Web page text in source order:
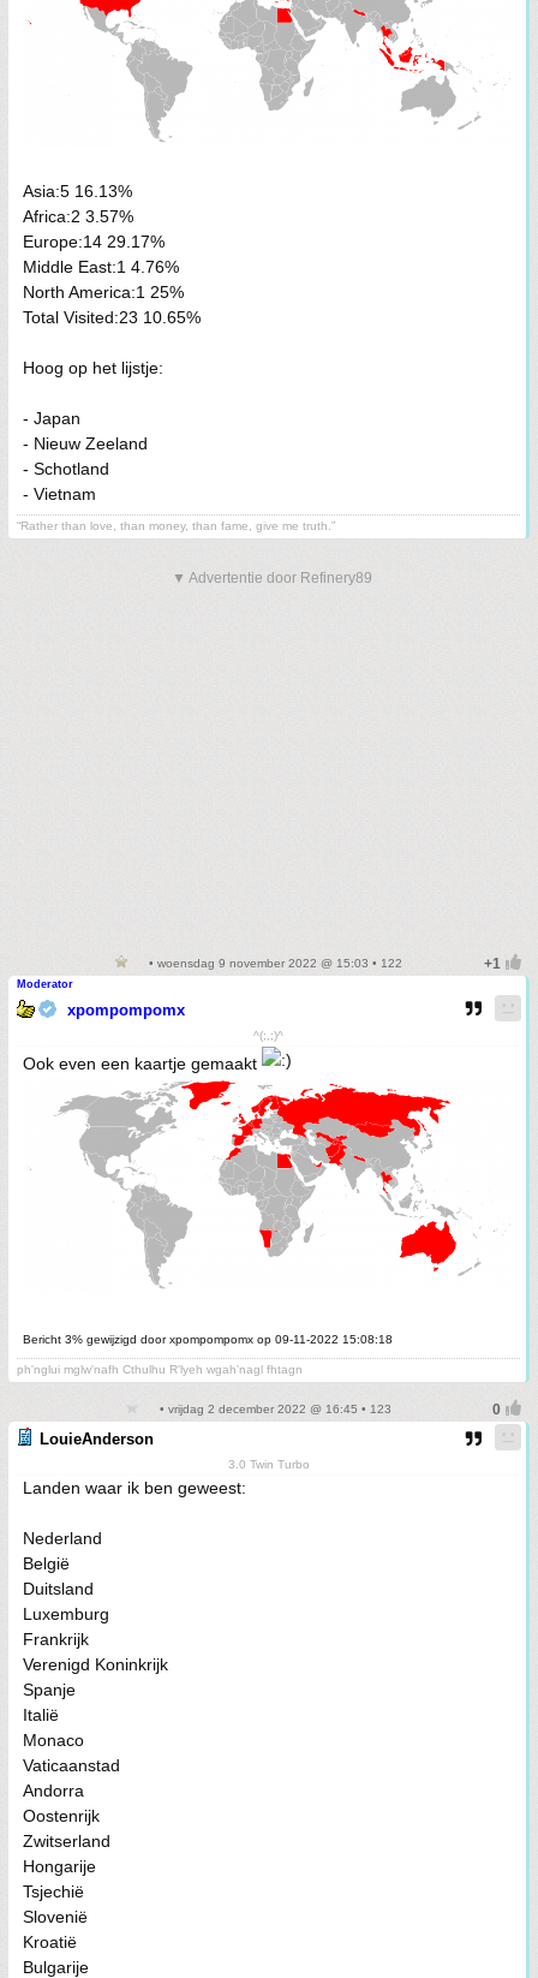
Asia:5 16.13%
Africa:2 3.57%
Europe:14 29.17%
Middle East:1 4.76%
North America:1 25%
Total Visited:23 10.65%
Hoog op het lijstje:
- Japan
- Nieuw Zeeland
- Schotland
- Vietnam
“Rather than love, than money, than fame, give me truth.”
▼ Advertentie door Refinery89
• woensdag 9 november 2022 @ 15:03 • 122
Moderator
xpompompomx
^(;,;)^
Ook even een kaartje gemaakt
Bericht 3% gewijzigd door xpompompomx op 09-11-2022 15:08:18
ph'nglui mglw'nafh Cthulhu R'lyeh wgah'nagl fhtagn
• vrijdag 2 december 2022 @ 16:45 • 123
LouieAnderson
3.0 Twin Turbo
Landen waar ik ben geweest:
Nederland
België
Duitsland
Luxemburg
Frankrijk
Verenigd Koninkrijk
Spanje
Italië
Monaco
Vaticaanstad
Andorra
Oostenrijk
Zwitserland
Hongarije
Tsjechië
Slovenië
Kroatië
Bulgarije